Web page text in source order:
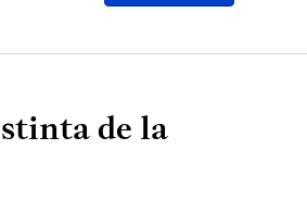
de la